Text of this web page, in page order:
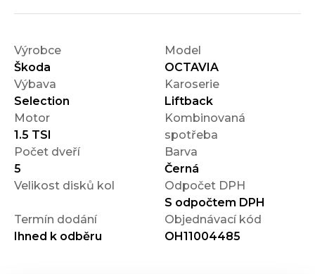
Výrobce
Škoda
Model
OCTAVIA
Výbava
Selection
Karoserie
Liftback
Motor
1.5 TSI
Kombinovaná
spotřeba
Počet dveří
5
Barva
Černá
Velikost disků kol
Odpočet DPH
S odpočtem DPH
Termín dodání
Ihned k odběru
Objednávací kód
OH11004485